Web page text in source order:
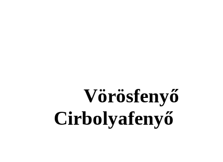
Cirbolyafenyő